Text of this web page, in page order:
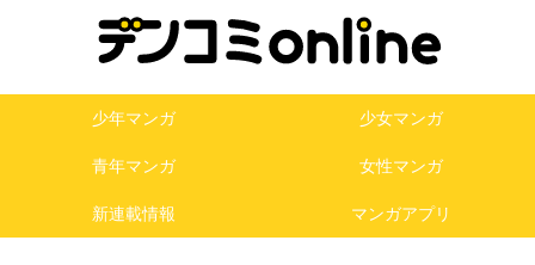
少年マンガ 少女マンガ
青年マンガ 女性マンガ
新連載情報 マンガアプリ